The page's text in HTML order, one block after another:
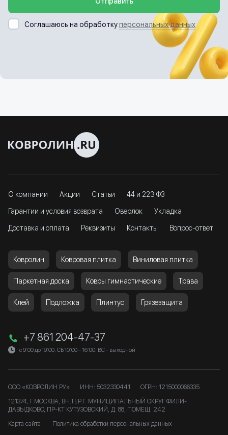
Соглашаюсь на обработкуперсональных данных
О компании Акции Статьи 44 и 223 ФЗ
Гарантии и условия возврата Оверлок Укладка
Доставка и оплата Реквизиты Контакты Вопрос-ответ
Ковролин Ковровая плитка Виниловая плитка
Паркетная доска Ковры гимнастические Трава
Клей Подложка Плинтус Грязезащита
+7 861 204-47-37
с 9:00 до 19:00, СБ 10:00 – 16:00, ВС - выходной
ООО «КОВРОЛИН РУ» ИНН: 5032330441
ОГРН: 1215000066335
121374, Г.МОСКВА, ВН.ТЕР.Г. МУНИЦИПАЛЬНЫЙ ОКРУГ ФИЛИ-
ДАВЫДКОВО, ПР-КТ КУТУЗОВСКИЙ, Д. 88, ПОМЕЩ. 242
Карта сайта
Политика обработки персональных данных